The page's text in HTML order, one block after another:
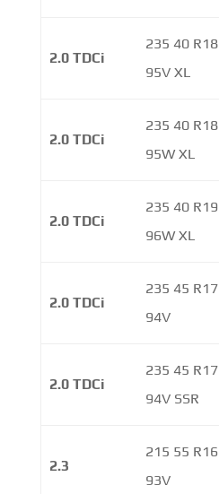
2.0 TDCi
235 40 R18
95V XL
2.0 TDCi
235 40 R18
95W XL
2.0 TDCi
235 40 R19
96W XL
2.0 TDCi
235 45 R17
94V
2.0 TDCi
235 45 R17
94V SSR
2.3
215 55 R16
93V